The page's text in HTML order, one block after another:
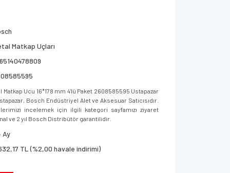
Matkap Uçları
Ucu 16*178 mm 4'lü Paket 2608585595 Ustapazar
Bosch Endüstriyel Alet ve Aksesuar Satıcısıdır.
incelemek için ilgili kategori sayfamızı ziyaret
ve 2 yıl Bosch Distribütör garantilidir.
Ay
TL (%2,00 havale indirimi)